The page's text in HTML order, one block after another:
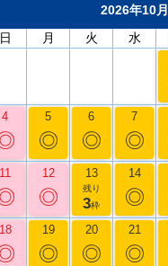
2026年10月
日
月 火 水
4 5
◎
6
◎
7
◎
11 12
◎
13
残り
3枠
14
◎
18 19
◎
20
◎
21
◎